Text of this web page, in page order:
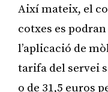
Així mateix, el
cotxes es
l’aplicació de
tarifa del servei
o de 31,5 euros